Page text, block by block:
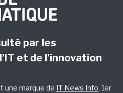
par les
et de l’innovation
une marque de IT News Info, 1er